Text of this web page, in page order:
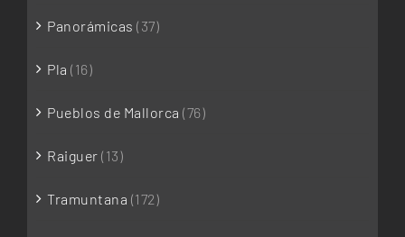
Panorámicas (37)
Pla (16)
Pueblos de Mallorca (76)
Raiguer (13)
Tramuntana (172)